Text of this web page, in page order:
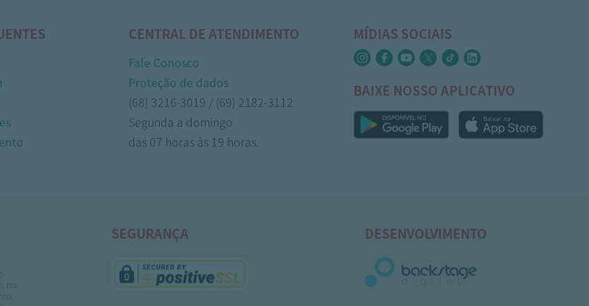
CENTRAL DE ATENDIMENTO
Fale Conosco
Proteção de dados
(68) 3216-3019 / (69) 2182-3112
Segunda a domingo
das 07 horas às 19 horas.
MÍDIAS SOCIAIS
BAIXE NOSSO APLICATIVO
SEGURANÇA DESENVOLVIMENTO